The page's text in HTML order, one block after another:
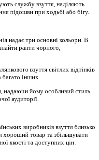
службу взуття, наділяють
підошви при ходьбі або бігу.
надає три основні кольори. В
ранти чорного,
взуття світлих відтінків
багато інших.
надаючи йому особливий стиль.
аудиторії.
виробників взуття близько
хороший товар та збільшувати
якості та доступних цін.